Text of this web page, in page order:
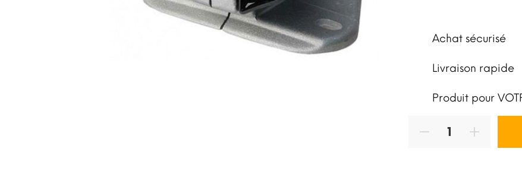
Achat sécurisé
Livraison rapide
Produit pour